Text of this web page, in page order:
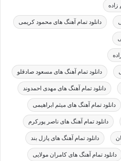
زاده
دانلود تمام آهنگ های محمود کریمی
دانلود تمام آهنگ های مسعود صادقلو
دانلود تمام آهنگ های مهدی احمدوند
دانلود تمام آهنگ های میثم ابراهیمی
دانلود تمام آهنگ های ناصر پورکرم
دانلود تمام آهنگ های پازل بند
دانلود تمام آهنگ های کامران مولایی